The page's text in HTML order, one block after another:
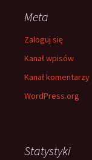
Meta
Zaloguj się
Kanał wpisów
Kanał komentarzy
WordPress.org
Statystyki